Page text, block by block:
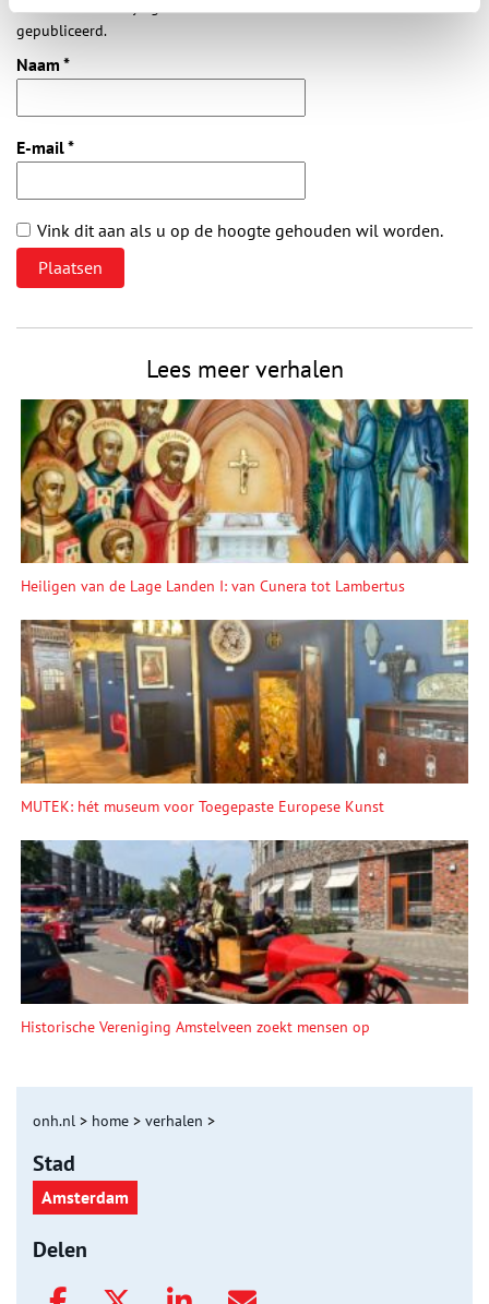
gepubliceerd.
Naam *
E-mail*
Vink dit aan als u op de hoogte gehouden wil worden.
Lees meer verhalen
Heiligen van de Lage Landen I: van Cunera tot Lambertus
MUTEK: hét museum voor Toegepaste Europese Kunst
Historische Vereniging Amstelveen zoekt mensen op
onh.nl > home > verhalen >
Stad
Amsterdam
Delen